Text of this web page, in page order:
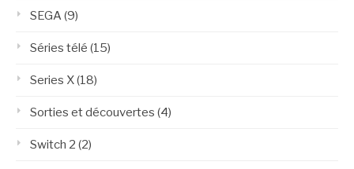
SEGA(9)
Séries télé (15)
Series X(18)
Sorties et découvertes (4)
Switch 2 (2)